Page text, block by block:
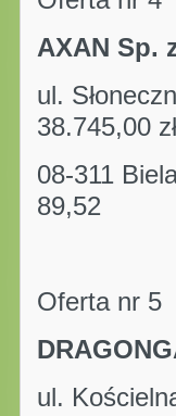
AXAN Sp.
ul.
38.745,00 zł
08-
89,52
Oferta nr 5
ul.